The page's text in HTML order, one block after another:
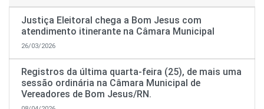
Justiça Eleitoral chega a Bom Jesus com
atendimento itinerante na Câmara Municipal
26/03/2026
Registros da última quarta-feira (25), de mais uma
sessão ordinária na Câmara Municipal de
Vereadores de Bom Jesus/RN.